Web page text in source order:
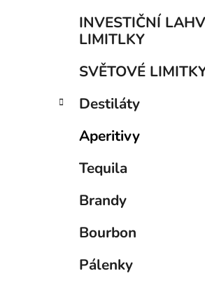
a
Přeskočit
kategorie
r
INVESTIČNÍ
LIMITLKY
SVĚTOVÉ
Destiláty
Aperitivy
Tequila
Brandy
Bourbon
Pálenky